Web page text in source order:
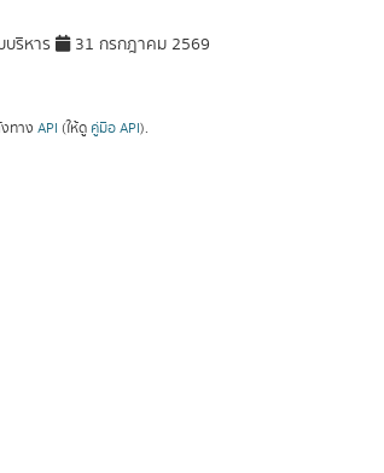
ริหาร 31 กรกฎาคม 2569
ทาง API (ให้ดู คู่มือ API).